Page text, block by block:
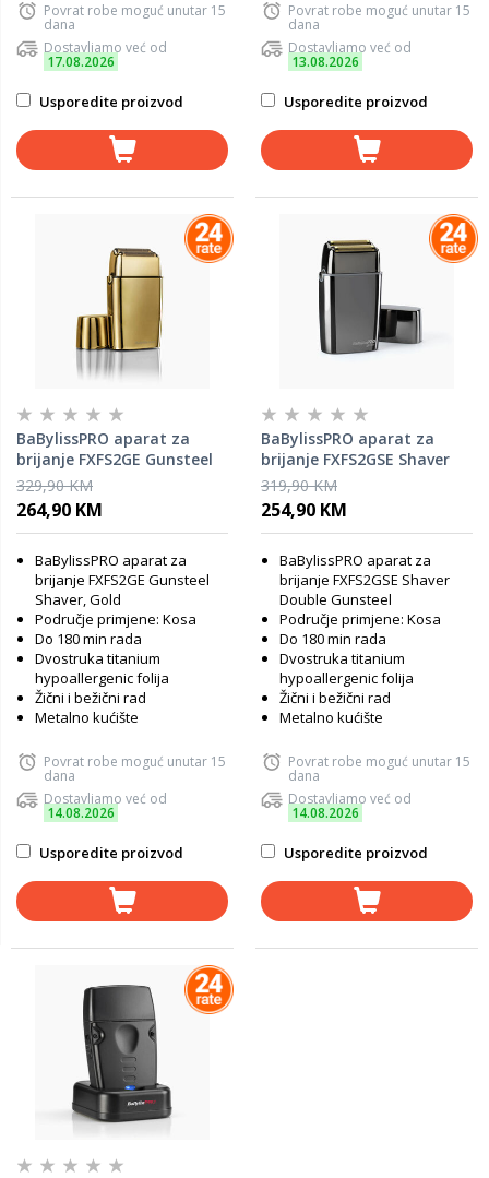
Povrat robe moguć unutar 15
dana
Dostavljamo već od
17.08.2026
Usporedite proizvod
Povrat robe moguć unutar 15
dana
Dostavljamo već od
13.08.2026
Usporedite proizvod
BaBylissPRO aparat za
brijanje FXFS2GE Gunsteel
Shaver, Gold
329,90 KM
264,90 KM
BaBylissPRO aparat za
brijanje FXFS2GE Gunsteel
Shaver, Gold
Područje primjene: Kosa
Do 180 min rada
Dvostruka titanium
hypoallergenic folija
Žični i bežični rad
Metalno kućište
Povrat robe moguć unutar 15
dana
Dostavljamo već od
14.08.2026
Usporedite proizvod
BaBylissPRO aparat za
brijanje FXFS2GSE Shaver
Double Gunsteel
319,90 KM
254,90 KM
BaBylissPRO aparat za
brijanje FXFS2GSE Shaver
Double Gunsteel
Područje primjene: Kosa
Do 180 min rada
Dvostruka titanium
hypoallergenic folija
Žični i bežični rad
Metalno kućište
Povrat robe moguć unutar 15
dana
Dostavljamo već od
14.08.2026
Usporedite proizvod